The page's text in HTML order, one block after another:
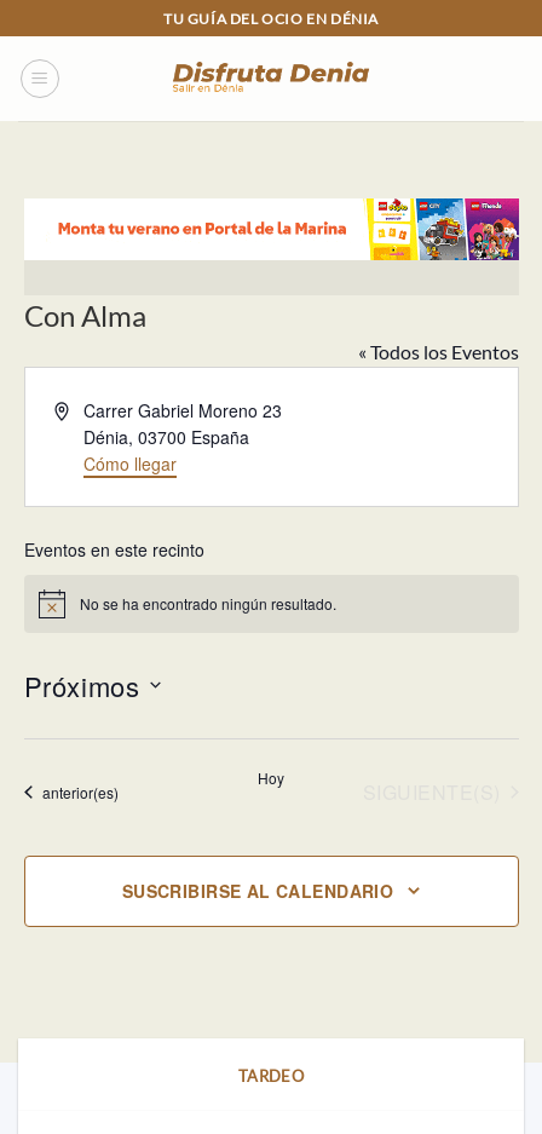
to
content
TU GUÍA DEL OCIO EN DÉNIA
Con Alma
« Todos los Eventos
Dirección
Carrer Gabriel Moreno 23
Dénia, 03700 España
Cómo llegar
Eventos en este recinto
Aviso No se ha encontrado ningún resultado.
Próximos
fecha.
Eventos
anterior(es)
Hoy
SUSCRIBIRSE AL CALENDARIO
TARDEO